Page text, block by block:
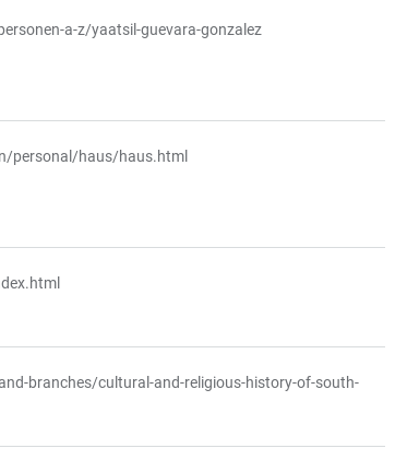
a-z/yaatsil-guevara-gonzalez
personal/haus/haus.html
branches/cultural-and-religious-history-of-south-